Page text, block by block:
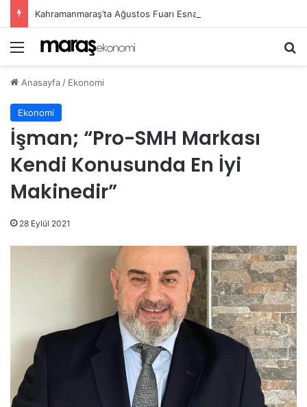
Menü
Anasayfa / Ekonomi
Ekonomi
İşman; “Pro-SMH Markası
Kendi Konusunda En İyi
Makinedir”
28 Eylül 2021